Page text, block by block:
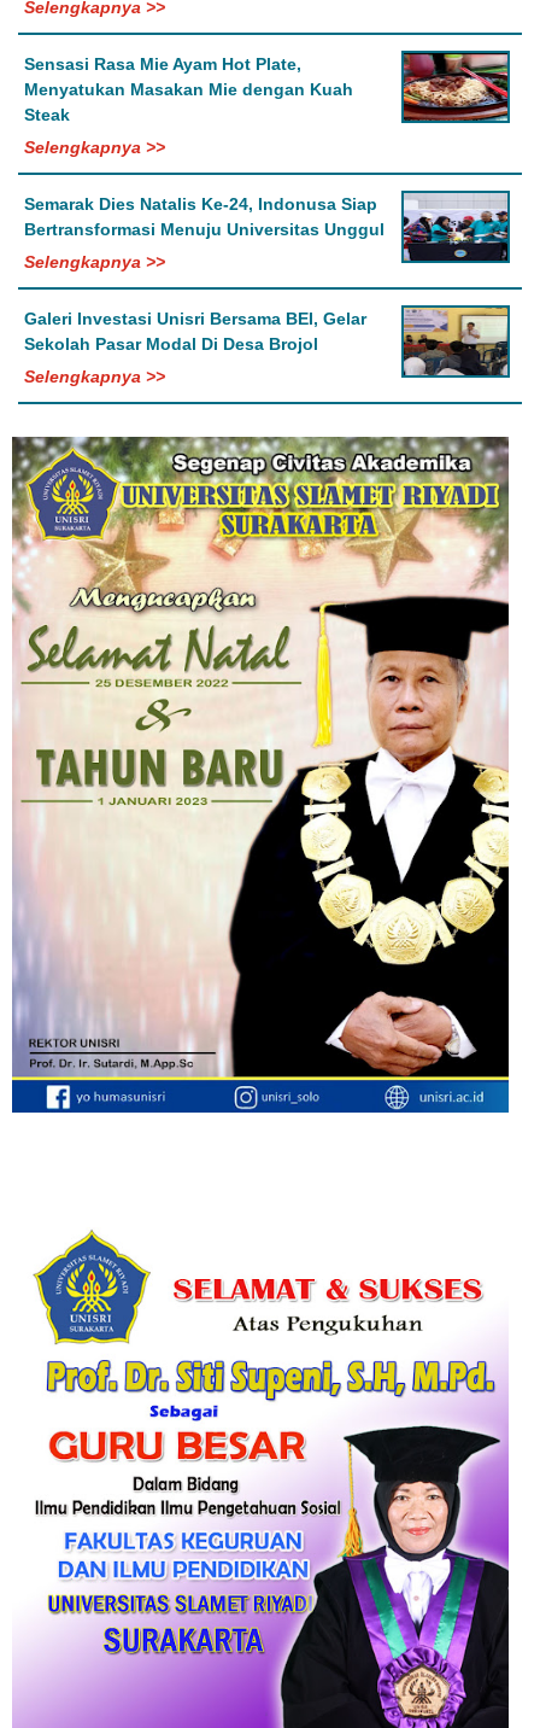
Selengkapnya >>
Sensasi Rasa Mie Ayam Hot Plate,
Menyatukan Masakan Mie dengan Kuah
Steak
Selengkapnya >>
Semarak Dies Natalis Ke-24, Indonusa Siap
Bertransformasi Menuju Universitas Unggul
Selengkapnya >>
Galeri Investasi Unisri Bersama BEI, Gelar
Sekolah Pasar Modal Di Desa Brojol
Selengkapnya >>